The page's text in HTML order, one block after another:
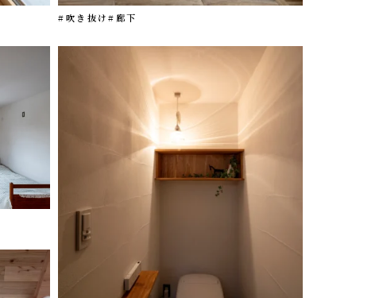
#吹き抜け#廊下